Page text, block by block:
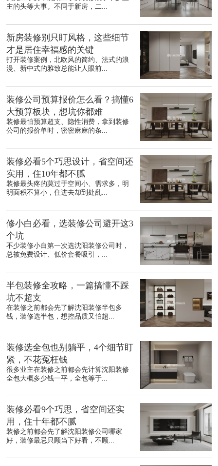
主的头等大事。不同于新房，二...
新房装修别只盯风格，这些细节
才是居住幸福感的关键
打开装修案例，北欧风的简约、法式的浪
漫、新中式的雅致总能让人眼前...
装修公司预算报价怎么看？搞懂6
大预算板块，想坑你都难
装修最怕预算超支、隐性消费，拿到装修
公司的报价单时，密密麻麻的条...
装修必看5个巧思设计，省空间还
实用，住10年都不腻
装修最头疼的莫过于空间小、需求多，明
明面积不算小，住进去却到处乱...
修小白必看，选装修公司避开这3
个坑
不少装修小白第一次选沈阳装修公司时，
总被免费设计、低价套餐吸引，...
半包装修全攻略，一篇搞懂不踩
坑不超支
在装修之前都会先了解沈阳装修半包多
钱，装修选半包，想控品质又怕超...
装修选全包也别躺平，4个细节盯
紧，不花冤枉钱
很多业主在装修之前都会先计算沈阳装修
全包大概多少钱一平，全包等于...
装修必看9个巧思，省空间还实
用，住十年都不腻
装修之前都会先了解沈阳装修公司哪家
好，装修最忌只顾当下好看，不顾...